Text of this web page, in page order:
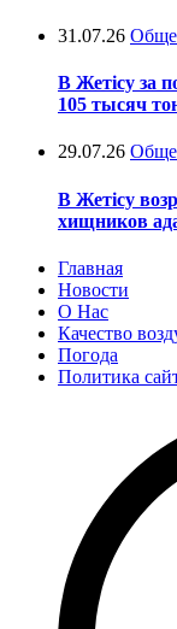
31.07.26
В Жетісу за
105 тысяч
29.07.26
В Жетісу
хищников
Главная
Новости
О Нас
Качество
Погода
Политика